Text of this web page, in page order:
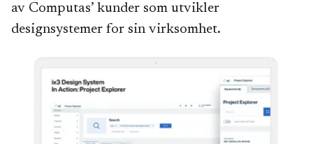
av Computas’ kunder som utvikler
designsystemer for sin virksomhet.